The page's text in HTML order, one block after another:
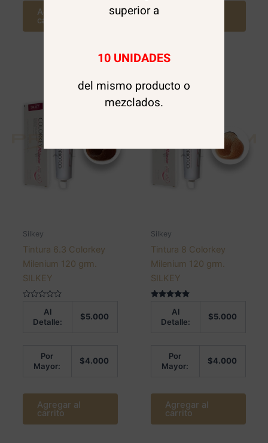
Agregar al
carrito
Silkey
Tintura 6.3 Colorkey
Milenium 120 grm.
SILKEY
Al
Detalle:
$5.000
Por
Mayor:
$4.000
Agregar al
carrito
Silkey
Tintura 8 Colorkey
Milenium 120 grm.
SILKEY
de 5
Al
Detalle:
$5.000
Por
Mayor:
$4.000
Agregar al
carrito
superior a
10 UNIDADES
del mismo producto o
mezclados.